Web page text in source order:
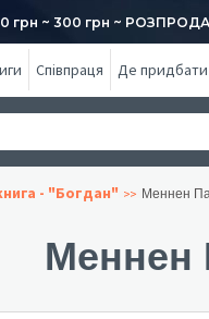
грн ~ 300 грн ~
Співпраця Де придбати
- "Богдан" Меннен
Меннен